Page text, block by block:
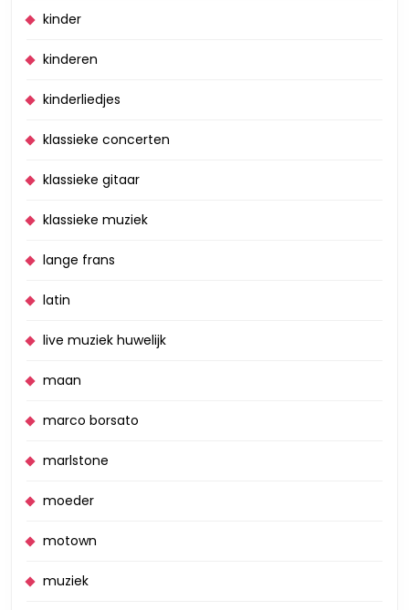
kinder
kinderen
kinderliedjes
klassieke concerten
klassieke gitaar
klassieke muziek
lange frans
latin
live muziek huwelijk
maan
marco borsato
marlstone
moeder
motown
muziek